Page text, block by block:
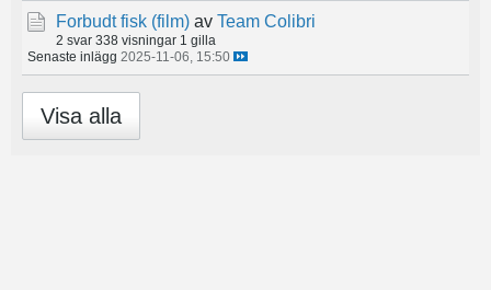
Forbudt fisk (film) av Team Colibri
2 svar 338 visningar 1 gilla
Senaste inlägg 2025-11-06, 15:50
Visa alla